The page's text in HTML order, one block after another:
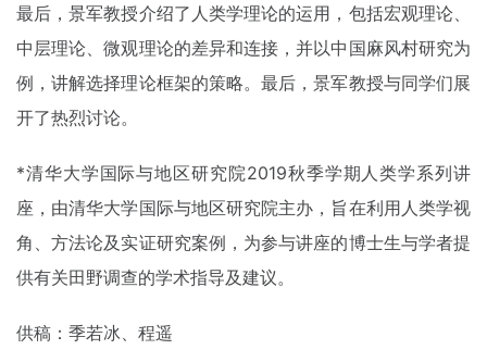
最后，景军教授介绍了人类学理论的运用，包括宏观理论、
中层理论、微观理论的差异和连接，并以中国麻风村研究为
例，讲解选择理论框架的策略。最后，景军教授与同学们展
开了热烈讨论。
*清华大学国际与地区研究院2019秋季学期人类学系列讲
座，由清华大学国际与地区研究院主办，旨在利用人类学视
角、方法论及实证研究案例，为参与讲座的博士生与学者提
供有关田野调查的学术指导及建议。
供稿：季若冰、程遥